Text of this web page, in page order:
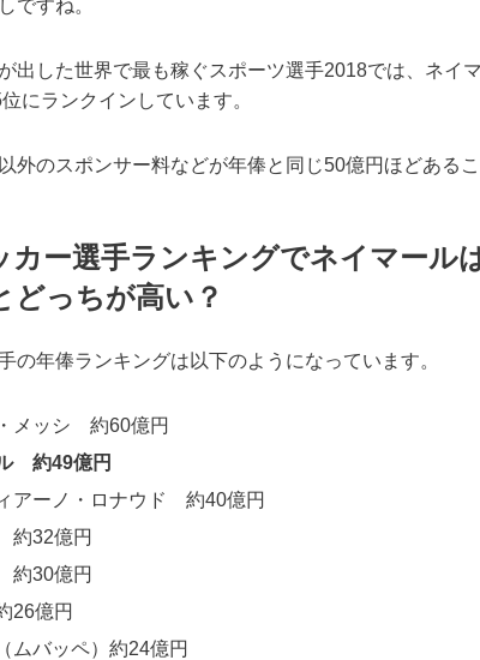
ですね。
出した世界で最も稼ぐスポーツ選手2018では、ネイ
にランクインしています。
外のスポンサー料などが年俸と同じ50億円ほどあるこ
カー選手ランキングでネイマール
どっちが高い？
の年俸ランキングは以下のようになっています。
メッシ 約60億円
約49億円
アーノ・ロナウド 約40億円
32億円
30億円
億円
バッペ）約24億円